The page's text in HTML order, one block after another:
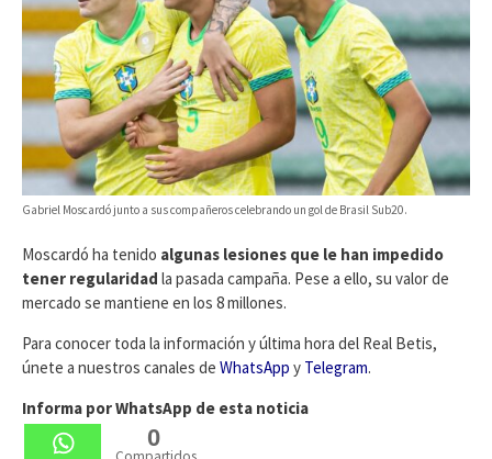
Gabriel Moscardó junto a sus compañeros celebrando un gol de Brasil Sub20.
Moscardó ha tenido algunas lesiones que le han impedido
tener regularidad la pasada campaña. Pese a ello, su valor de
mercado se mantiene en los 8 millones.
Para conocer toda la información y última hora del Real Betis,
únete a nuestros canales de WhatsApp y Telegram.
Informa por WhatsApp de esta noticia
0